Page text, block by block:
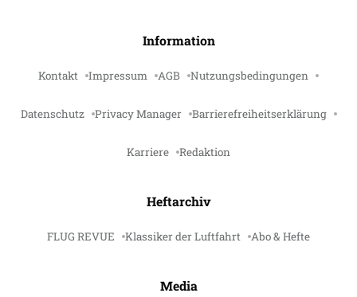
Information
Kontakt Impressum AGB Nutzungsbedingungen
Datenschutz Privacy Manager Barrierefreiheitserklärung
Karriere Redaktion
Heftarchiv
FLUG REVUE Klassiker der Luftfahrt Abo & Hefte
Media